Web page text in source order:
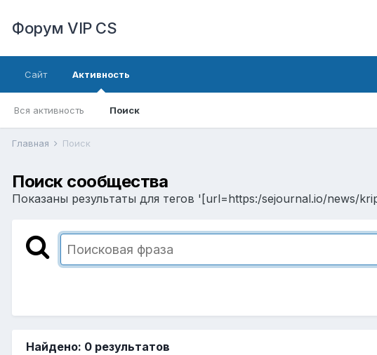
Форум VIP CS
Сайт Активность
Вся активность Поиск
Главная Поиск
Поиск сообщества
Показаны результаты для тегов '[url=https:/sejournal.io/news/
Найдено: 0 результатов